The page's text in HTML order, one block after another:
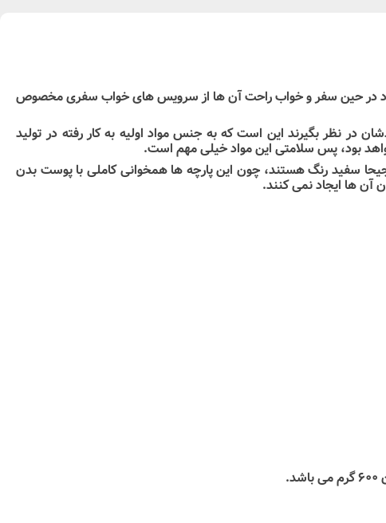
خود در حین سفر و خواب راحت آن ها از سرویس های خواب سفری مخصوص
در نظر بگیرند این است که به جنس مواد اولیه به کار رفته در تولید
بود، پس سلامتی این مواد خیلی مهم است.
سفید رنگ هستند، چون این پارچه ها همخوانی کاملی با پوست بدن
آن ها ایجاد نمی کنند.